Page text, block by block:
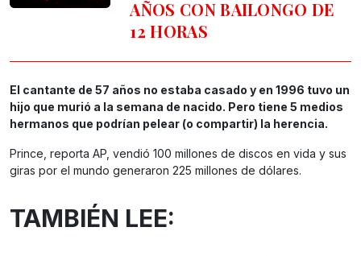
AÑOS CON BAILONGO DE
12 HORAS
El cantante de 57 años no estaba casado y en 1996 tuvo un
hijo que murió a la semana de nacido. Pero tiene 5 medios
hermanos que podrían pelear (o compartir) la herencia.
Prince, reporta AP, vendió 100 millones de discos en vida y sus
giras por el mundo generaron 225 millones de dólares.
TAMBIÉN LEE: